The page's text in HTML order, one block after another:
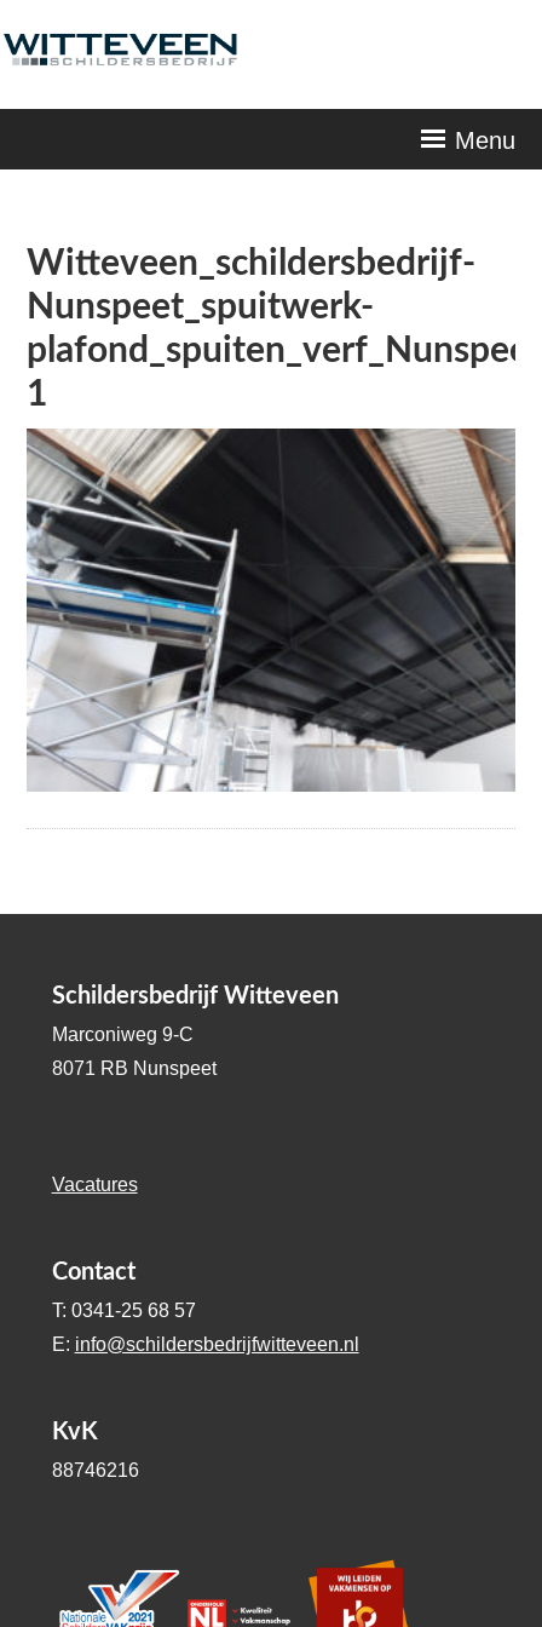
Menu
Witteveen_schildersbedrijf-
Nunspeet_spuitwerk-
1
Schildersbedrijf Witteveen
Marconiweg 9-C
8071 RB Nunspeet
Vacatures
Contact
T: 0341-25 68 57
E: info@schildersbedrijfwitteveen.nl
KvK
88746216